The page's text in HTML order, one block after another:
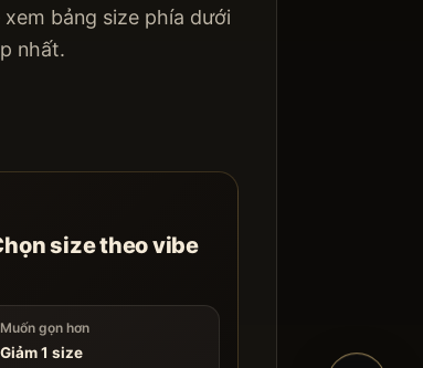
bảng size phía dưới
nhất.
size theo vibe
Muốn gọn hơn
Giảm 1 size